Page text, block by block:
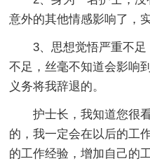
意外的其他情感影响了，
3、思想觉悟严重不
不足，丝毫不知道会影响
义务将我辞退的。
护士长，我知道您很
的，我一定会在以后的工
的工作经验，增加自己的